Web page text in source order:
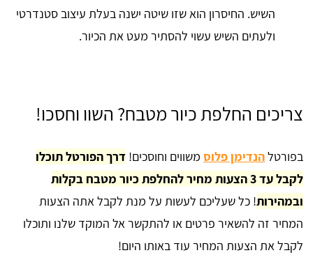
השיש. החיסרון הוא שזו שיטה ישנה בעלת עיצוב סטנדרטי
ולעתים השיש עשוי להסתיר מעט את הכיור.
צריכים החלפת כיור מטבח? השוו וחסכו!
בפורטלהנדימן פלוס משווים וחוסכים! דרך הפורטל תוכלו
לקבל עד 3 הצעות מחיר להחלפת כיור מטבח בקלות
ובמהירות! כל שעליכם לעשות על מנת לקבל אתה הצעות
המחיר זה להשאיר פרטים או להתקשר אל המוקד שלנו ותוכלו
לקבל את הצעות המחיר עוד באותו היום!